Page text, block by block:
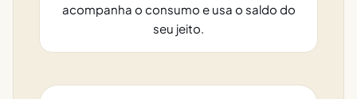
acompanha o consumo e usa o saldo do
seu jeito.